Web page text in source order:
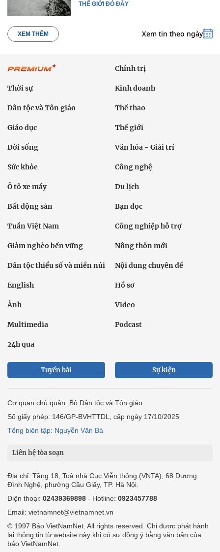
THẾ GIỚI ĐÓ ĐÂY
XEM THÊM Xem tin theo ngày
Chính trị
Thời sự Kinh doanh
Dân tộc và Tôn giáo Thể thao
Giáo dục Thế giới
Đời sống Văn hóa - Giải trí
Sức khỏe Công nghệ
Ô tô xe máy Du lịch
Bất động sản Bạn đọc
Tuần Việt Nam Công nghiệp hỗ trợ
Giảm nghèo bền vững Nông thôn mới
Dân tộc thiểu số và miền núi Nội dung chuyên đề
English Hồ sơ
Ảnh Video
Multimedia Podcast
24h qua
Tuyến bài Sự kiện
Cơ quan chủ quản: Bộ Dân tộc và Tôn giáo
Số giấy phép: 146/GP-BVHTTDL, cấp ngày 17/10/2025
Tổng biên tập: Nguyễn Văn Bá
Liên hệ tòa soạn
Địa chỉ: Tầng 18, Toà nhà Cục Viễn thông (VNTA), 68 Dương
Đình Nghệ, phường Cầu Giấy, TP. Hà Nội.
Điện thoại: 02439369898 - Hotline: 0923457788
Email: vietnamnet@vietnamnet.vn
© 1997 Báo VietNamNet. All rights reserved. Chỉ được phát hành
lại thông tin từ website này khi có sự đồng ý bằng văn bản của
báo VietNamNet.